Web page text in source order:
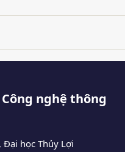
Công nghệ thông
Đại học Thủy Lợi